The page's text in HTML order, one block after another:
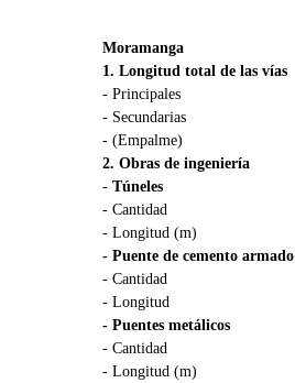
Moramanga
1. Longitud total de las vías
- Principales
- Secundarias
- (Empalme)
2. Obras de ingeniería
- Túneles
- Cantidad
- Longitud (m)
- Puente de cemento armado
- Cantidad
- Longitud
- Puentes metálicos
- Cantidad
- Longitud (m)